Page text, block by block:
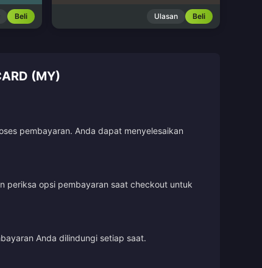
Beli Ulasan Beli
(MY)
pembayaran. Anda dapat menyelesaikan
periksa opsi pembayaran saat checkout untuk
Anda dilindungi setiap saat.